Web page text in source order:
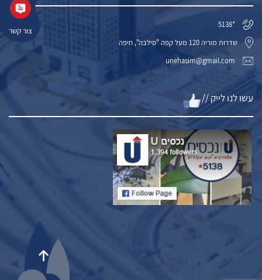
צור קשר
*5138
שדרות מוריה 120 מעל קפה "סילבה", חיפה
unehasim@gmail.com
עשו לנו לייק //